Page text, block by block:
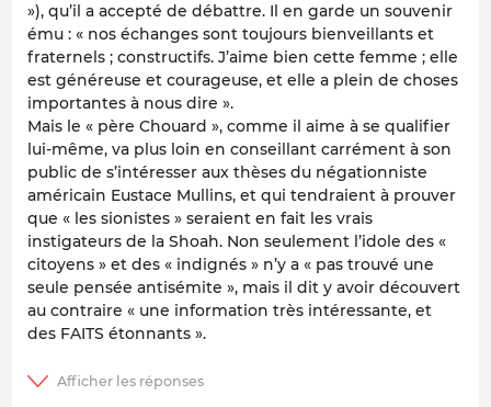
»), qu’il a accepté de débattre. Il en garde un souvenir
ému : « nos échanges sont toujours bienveillants et
fraternels ; constructifs. J’aime bien cette femme ; elle
est généreuse et courageuse, et elle a plein de choses
importantes à nous dire ».
Mais le « père Chouard », comme il aime à se qualifier
lui-même, va plus loin en conseillant carrément à son
public de s’intéresser aux thèses du négationniste
américain Eustace Mullins, et qui tendraient à prouver
que « les sionistes » seraient en fait les vrais
instigateurs de la Shoah. Non seulement l’idole des «
citoyens » et des « indignés » n’y a « pas trouvé une
seule pensée antisémite », mais il dit y avoir découvert
au contraire « une information très intéressante, et
des FAITS étonnants ».